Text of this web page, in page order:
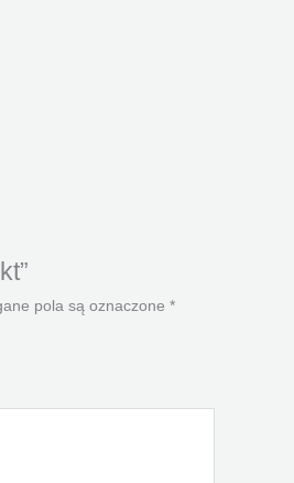
pola są oznaczone *